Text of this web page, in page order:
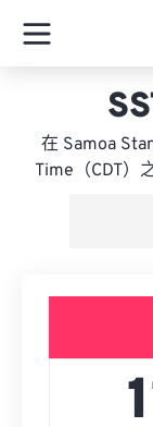
在 Samoa
Time（CDT）